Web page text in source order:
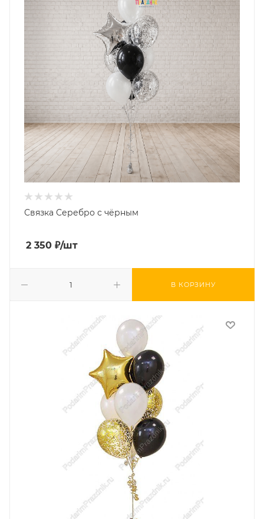
Связка Серебро с чёрным
2 350 ₽/шт
В КОРЗИНУ